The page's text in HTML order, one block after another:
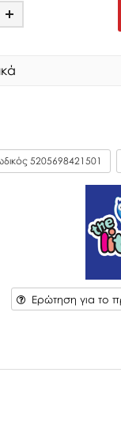
Plus
5205698421501
Ερώτηση για το